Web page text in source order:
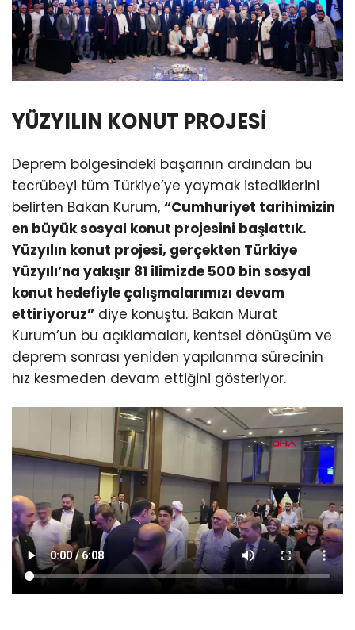
YÜZYILIN KONUT PROJESİ
Deprem bölgesindeki başarının ardından bu
tecrübeyi tüm Türkiye’ye yaymak istediklerini
belirten Bakan Kurum, “Cumhuriyet tarihimizin
en büyük sosyal konut projesini başlattık.
Yüzyılın konut projesi, gerçekten Türkiye
Yüzyılı’na yakışır 81 ilimizde 500 bin sosyal
konut hedefiyle çalışmalarımızı devam
ettiriyoruz” diye konuştu. Bakan Murat
Kurum’un bu açıklamaları, kentsel dönüşüm ve
deprem sonrası yeniden yapılanma sürecinin
hız kesmeden devam ettiğini gösteriyor.